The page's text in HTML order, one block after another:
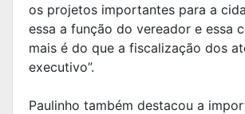
os projetos importantes para a
essa a função do vereador e essa
mais é do que a fiscalização dos
executivo”.
Paulinho também destacou a